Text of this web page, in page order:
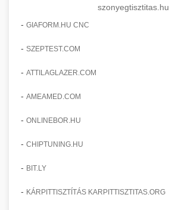
szonyegtisztitas.hu
- GIAFORM.HU CNC
- SZEPTEST.COM
- ATTILAGLAZER.COM
- AMEAMED.COM
- ONLINEBOR.HU
- CHIPTUNING.HU
- BIT.LY
- KÁRPITTISZTÍTÁS KARPITTISZTITAS.ORG